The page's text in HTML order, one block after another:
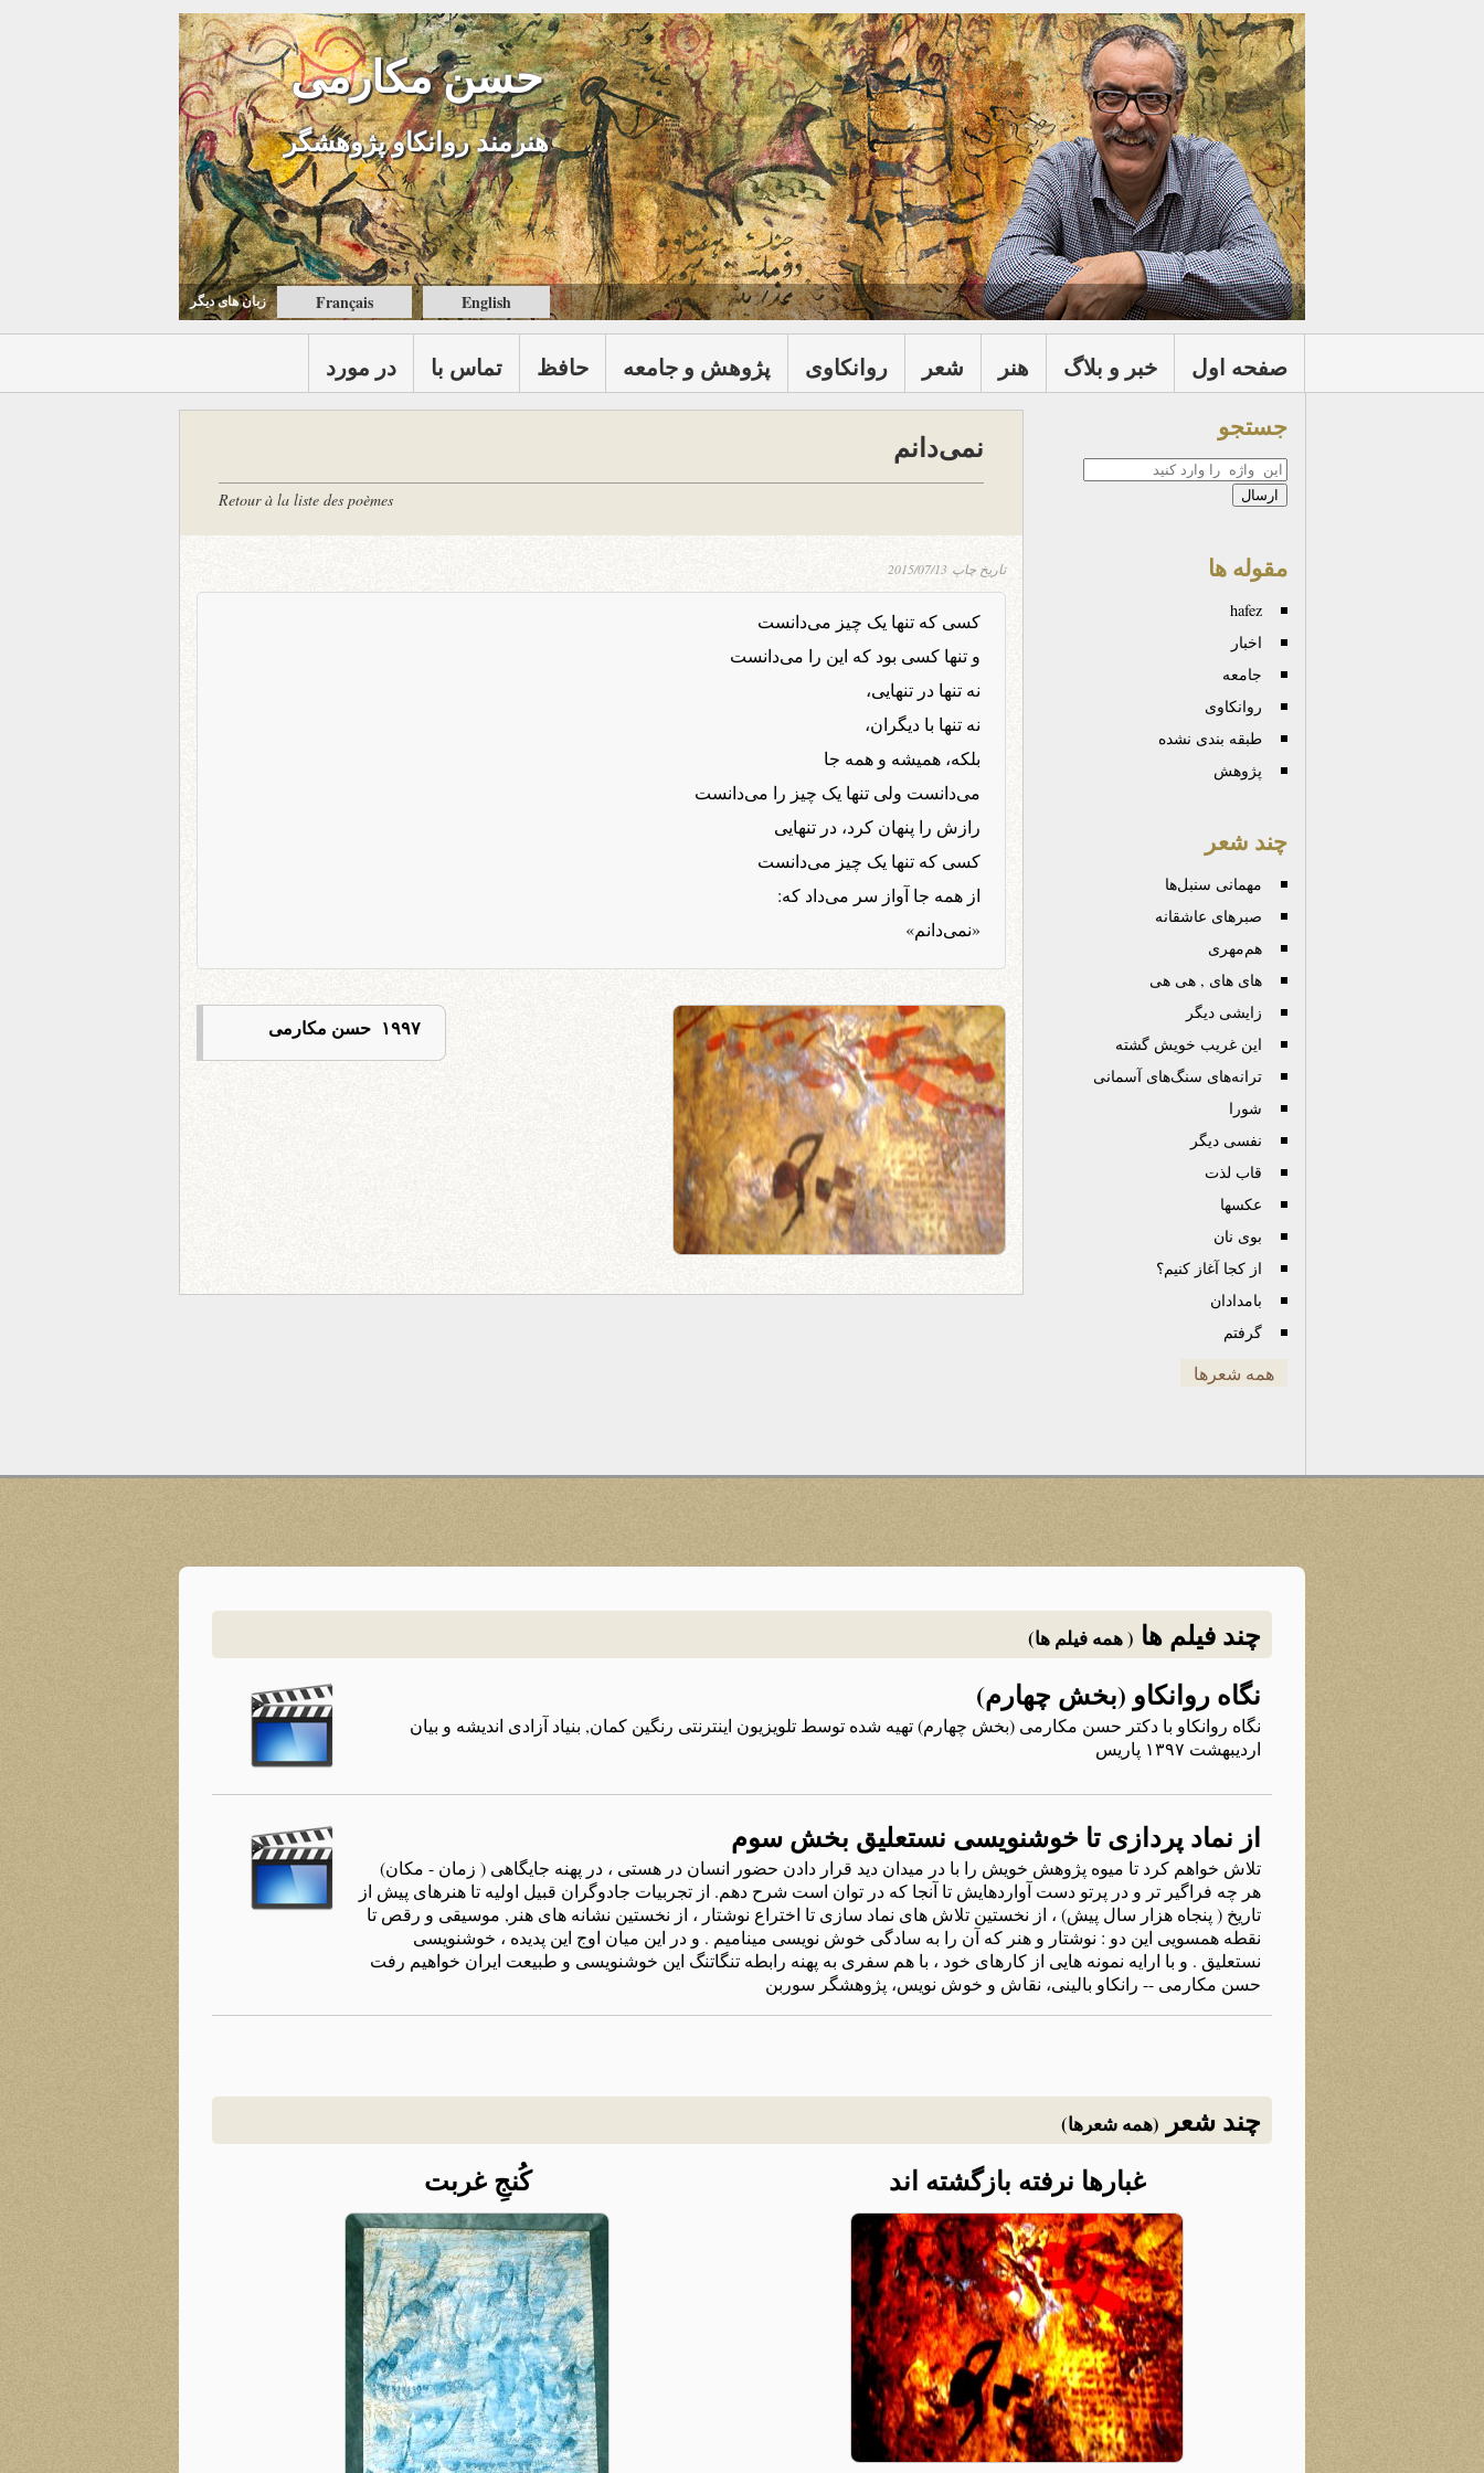
حسن مکارمی
هنرمند روانکاو پژوهشگر
زبان های ديگر Français English
در مورد تماس با حافظ پژوهش و جامعه روانكاوی شعر هنر خبر و بلاگ صفحه اول
نمی‌دانم
Retour à la liste des poèmes
تاریخ چاپ2015/07/13
کسی که تنها یک چیز می‌دانست
و تنها کسی بود که این را می‌دانست
نه تنها در تنهایی،
نه تنها با دیگران،
بلکه، همیشه و همه جا
می‌دانست ولی تنها یک چیز را می‌دانست
رازش را پنهان کرد، در تنهایی
کسی که تنها یک چیز می‌دانست
از همه جا آواز سر می‌داد که:
«نمی‌دانم»
۱۹۹۷ حسن مکارمی
جستجو
جستجو
مقوله ها
hafez
اخبار
جامعه
روانكاوی
طبقه بندی نشده
پژوهش
چند شعر
مهمانی سنبل‌ها
صبرهای عاشقانه
هم‌مهری
های های , هی هی
زایشی دیگر
این غریب خویش گشته
ترانه‌های سنگ‌های آسمانی
شورا
نفسی دیگر
قاب لذت
عكسها
بوی نان
از کجا آغاز کنیم؟
بامدادان
گرفتم
همه شعرها
چند فیلم ها ( همه فیلم ها)
نگاه روانکاو (بخش چهارم)
نگاه روانکاو با دکتر حسن مکارمی (بخش چهارم) تهیه شده توسط تلویزیون اینترنتی رنگین کمان, بنیاد آزادی اندیشه و بیان
اردیبهشت ۱۳۹۷ پاریس
از نماد پردازی تا خوشنویسی نستعلیق بخش سوم
تلاش خواهم کرد تا میوه پژوهش خویش را با در میدان دید قرار دادن حضور انسان در هستی ، در پهنه جایگاهی ( زمان - مکان)
هر چه فراگیر تر و در پرتو دست آواردهایش تا آنجا که در توان است شرح دهم. از تجربیات جادوگران قبیل اولیه تا هنرهای پیش از
تاریخ ( پنجاه هزار سال پیش) ، از نخستین تلاش های نماد سازی تا اختراع نوشتار ، از نخستین نشانه های هنر, موسیقی و رقص تا
نقطه همسویی این دو : نوشتار و هنر که آن را به سادگی خوش نویسی مینامیم . و در این میان اوج این پدیده ، خوشنویسی
نستعلیق . و با ارایه نمونه هایی از کارهای خود ، با هم سفری به پهنه رابطه تنگاتنگ این خوشنویسی و طبیعت ایران خواهیم رفت
حسن مکارمی -- رانکاو بالینی، نقاش و خوش نویس، پژوهشگر سوربن
چند شعر (همه شعرها)
کُنجِ غربت غبارها نرفته بازگشته اند